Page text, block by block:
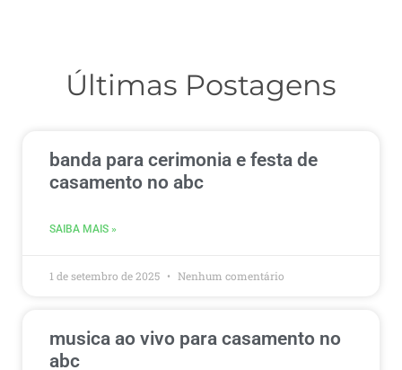
Últimas Postagens
banda para cerimonia e festa de
casamento no abc
SAIBA MAIS »
1 de setembro de 2025 Nenhum comentário
musica ao vivo para casamento no
abc